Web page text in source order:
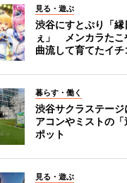
見る・遊ぶ
渋谷にすとぷり「縁
ぇ」 メンカラたこ
曲流して育てたイチ
暮らす・働く
渋谷サクラステージ
アコンやミストの「
ポット
見る・遊ぶ